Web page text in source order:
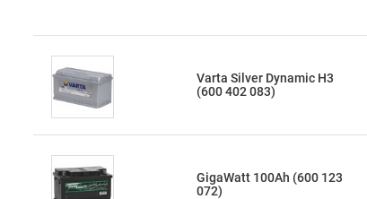
Varta Silver Dynamic H3
(600 402 083)
GigaWatt 100Ah (600 123
072)